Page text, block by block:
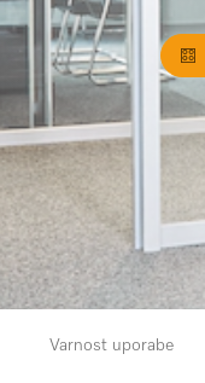
Varnost uporabe